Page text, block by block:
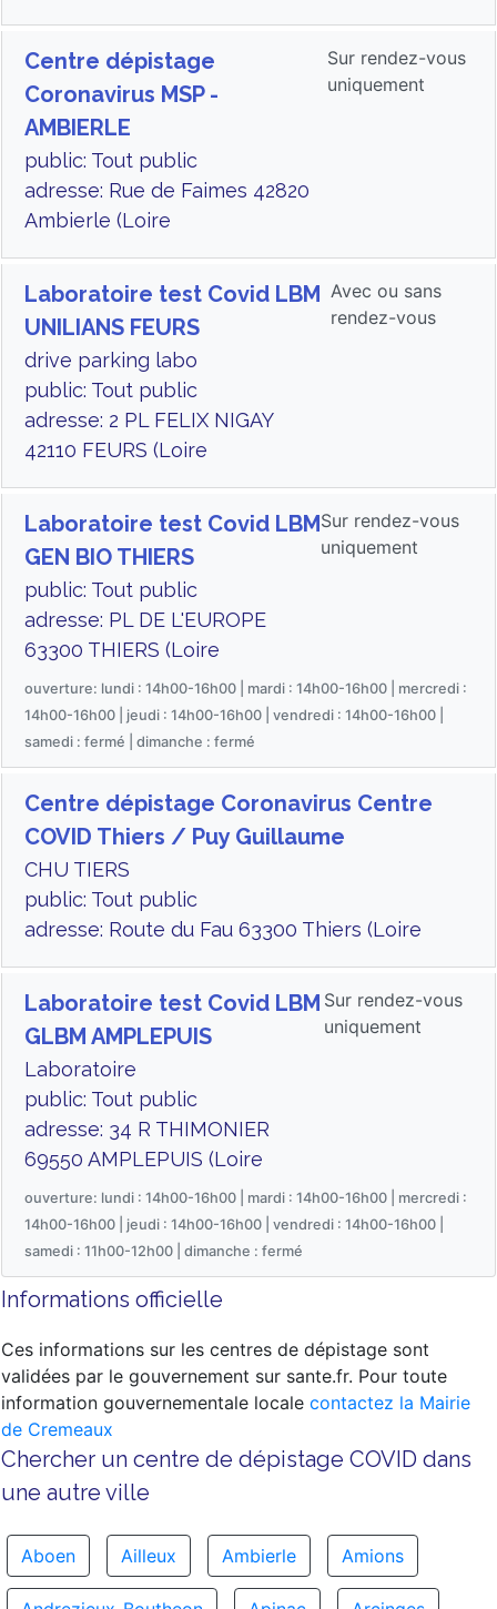
Centre dépistage
Coronavirus MSP -
AMBIERLE
public: Tout public
adresse: Rue de Faimes 42820
Ambierle (Loire
Sur rendez-vous
uniquement
Laboratoire test Covid LBM
UNILIANS FEURS
drive parking labo
public: Tout public
adresse: 2 PL FELIX NIGAY
42110 FEURS (Loire
Avec ou sans
rendez-vous
Laboratoire test Covid LBM
GEN BIO THIERS
public: Tout public
adresse: PL DE L'EUROPE
63300 THIERS (Loire
Sur rendez-vous
uniquement
ouverture: lundi : 14h00-16h00 | mardi : 14h00-16h00 | mercredi :
14h00-16h00 | jeudi : 14h00-16h00 | vendredi : 14h00-16h00 |
samedi : fermé | dimanche : fermé
Centre dépistage Coronavirus Centre
COVID Thiers / Puy Guillaume
CHU TIERS
public: Tout public
adresse: Route du Fau 63300 Thiers (Loire
Laboratoire test Covid LBM
GLBM AMPLEPUIS
Laboratoire
public: Tout public
adresse: 34 R THIMONIER
69550 AMPLEPUIS (Loire
Sur rendez-vous
uniquement
ouverture: lundi : 14h00-16h00 | mardi : 14h00-16h00 | mercredi :
14h00-16h00 | jeudi : 14h00-16h00 | vendredi : 14h00-16h00 |
samedi : 11h00-12h00 | dimanche : fermé
Informations officielle
Ces informations sur les centres de dépistage sont
validées par le gouvernement sur sante.fr. Pour toute
information gouvernementale locale contactez la Mairie
de Cremeaux
Chercher un centre de dépistage COVID dans
une autre ville
Aboen Ailleux Ambierle Amions